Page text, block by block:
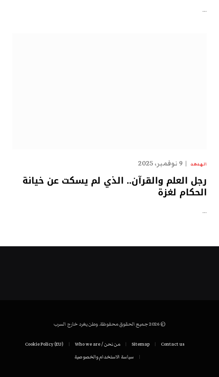
…
الهدهد 9 نوفمبر، 2025
رجل العلم والقرآن.. الذي لم يسكت عن خيانة
الحكام لغزة
…
© 2026 جميع الحقوق محفوظة. وطن يغرد خارج السرب
Contact us
Sitemap من نحن / Who we are
Cookie Policy (EU)
سياسة الاستخدام والخصوصية